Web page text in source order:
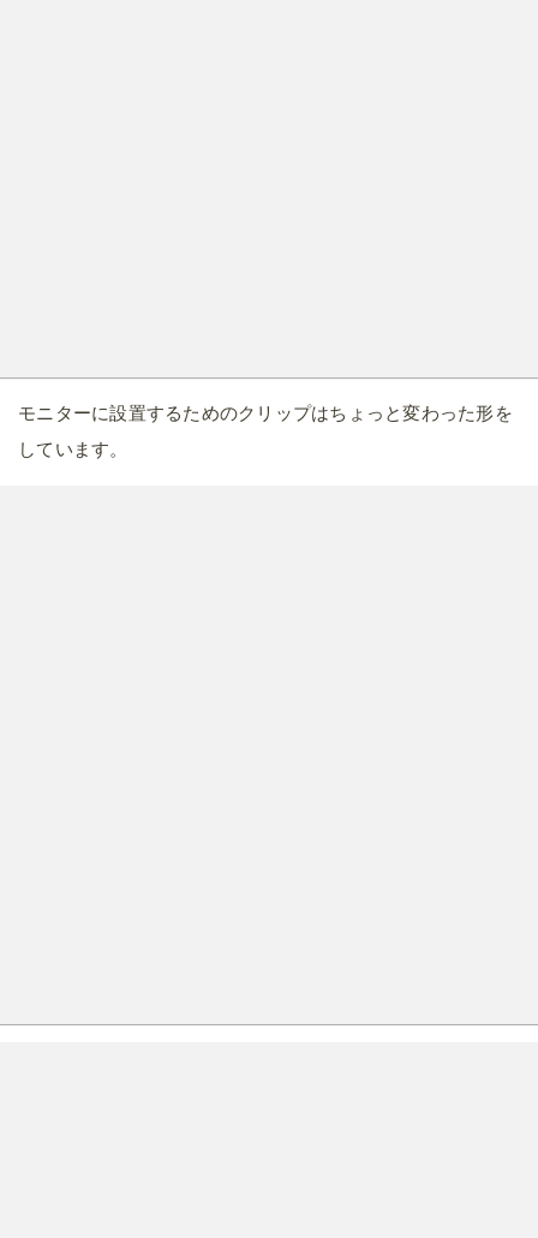
モニターに設置するためのクリップはちょっと変わった形を
しています。